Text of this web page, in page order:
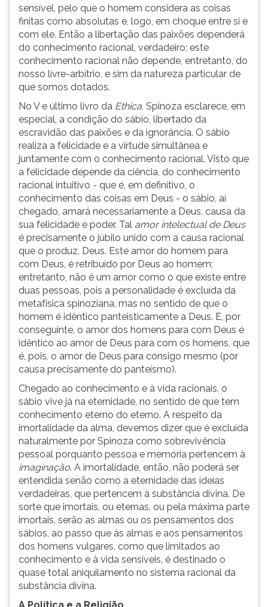
sensível, pelo que o homem considera as coisas
finitas como absolutas e, logo, em choque entre si e
com ele. Então a libertação das paixões dependerá
do conhecimento racional, verdadeiro; este
conhecimento racional não depende, entretanto, do
nosso livre-arbítrio, e sim da natureza particular de
que somos dotados.
No V e último livro da Ethica, Spinoza esclarece, em
especial, a condição do sábio, libertado da
escravidão das paixões e da ignorância. O sábio
realiza a felicidade e a virtude simultânea e
juntamente com o conhecimento racional. Visto que
a felicidade depende da ciência, do conhecimento
racional intuitivo - que é, em definitivo, o
conhecimento das coisas em Deus - o sábio, aí
chegado, amará necessariamente a Deus, causa da
sua felicidade e poder. Tal amor intelectual de Deus
é precisamente o júbilo unido com a causa racional
que o produz, Deus. Este amor do homem para
com Deus, é retribuído por Deus ao homem;
entretanto, não é um amor como o que existe entre
duas pessoas, pois a personalidade é excluída da
metafísica spinoziana, mas no sentido de que o
homem é idêntico panteisticamente a Deus. E, por
conseguinte, o amor dos homens para com Deus é
idêntico ao amor de Deus para com os homens, que
é, pois, o amor de Deus para consigo mesmo (por
causa precisamente do panteísmo).
Chegado ao conhecimento e à vida racionais, o
sábio vive já na eternidade, no sentido de que tem
conhecimento eterno do eterno. A respeito da
imortalidade da alma, devemos dizer que é excluída
naturalmente por Spinoza como sobrevivência
pessoal porquanto pessoa e memória pertencem à
imaginação. A imortalidade, então, não poderá ser
entendida senão como a eternidade das ideias
verdadeiras, que pertencem à substância divina. De
sorte que imortais, ou eternas, ou pela máxima parte
imortais, serão as almas ou os pensamentos dos
sábios, ao passo que às almas e aos pensamentos
dos homens vulgares, como que limitados ao
conhecimento e à vida sensíveis, é destinado o
quase total aniquilamento no sistema racional da
substância divina.